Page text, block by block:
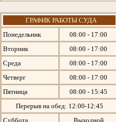
ГРАФИК РАБОТЫ СУДА
Понедельник
08:00 - 17:00
Вторник
08:00 - 17:00
Среда
08:00 - 17:00
Четверг
08:00 - 17:00
Пятница
08:00 - 15:45
Перерыв на обед: 12:00-12:45
Суббота
Выходной